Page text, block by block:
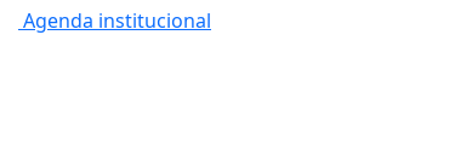
Agenda institucional